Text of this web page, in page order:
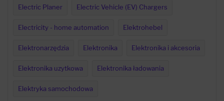
Electric Planer Electric Vehicle (EV) Chargers
Electricity - home automation Elektrohebel
Elektronarzędzia Elektronika Elektronika i akcesoria
Elektronika uzytkowa Elektronika ładowania
Elektryka samochodowa